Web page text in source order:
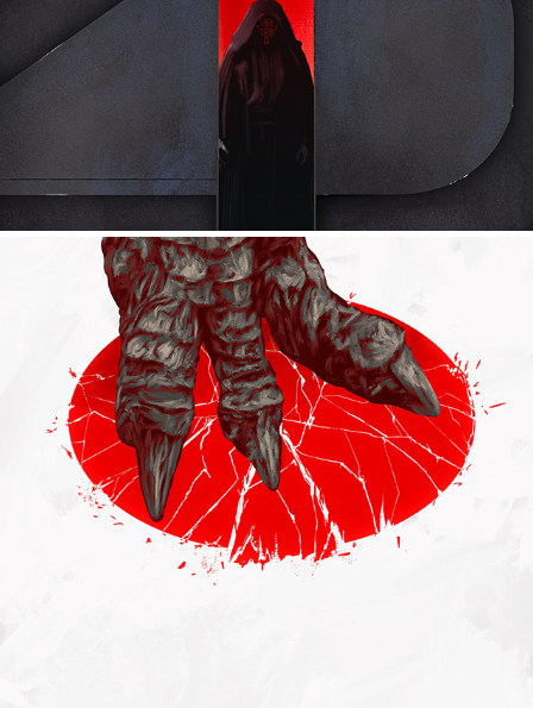
GODZILLA MINUS ONE